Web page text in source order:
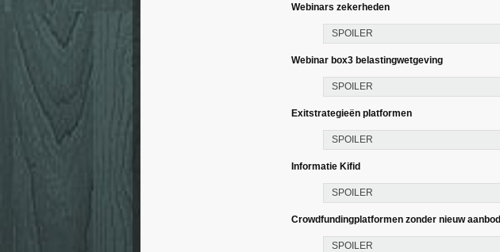
Webinars zekerheden
SPOILER
Webinar box3 belastingwetgeving
SPOILER
Exitstrategieën platformen
SPOILER
Informatie Kifid
SPOILER
Crowdfundingplatformen zonder nieuw aanbod
SPOILER